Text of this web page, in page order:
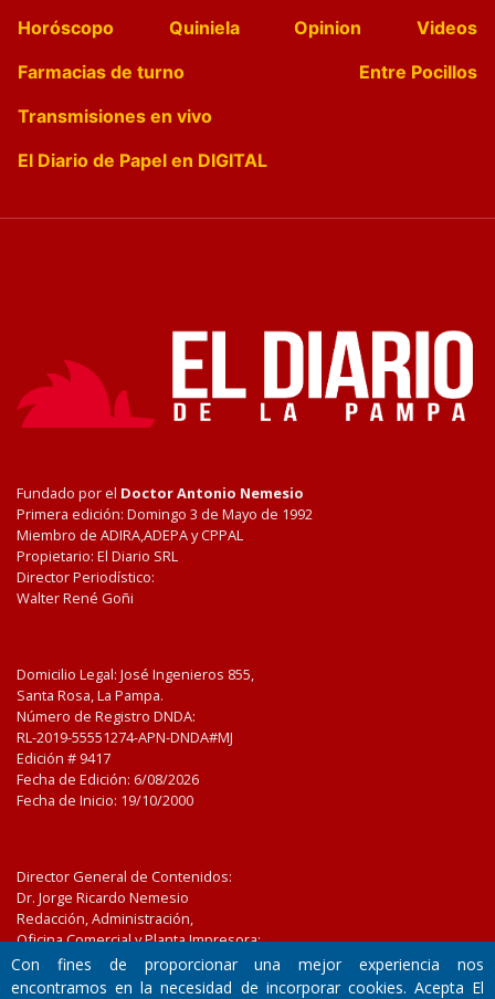
Horóscopo
Quiniela Opinion
Videos
Farmacias de turno
Entre Pocillos
Transmisiones en vivo
El Diario de Papel en DIGITAL
Fundado por el Doctor Antonio Nemesio
Primera edición: Domingo 3 de Mayo de 1992
Miembro de ADIRA,ADEPA y CPPAL
Propietario: El Diario SRL
Director Periodístico:
Walter René Goñi
Domicilio Legal: José Ingenieros 855,
Santa Rosa, La Pampa.
Número de Registro DNDA:
RL-2019-55551274-APN-DNDA#MJ
Edición # 9417
Fecha de Edición: 6/08/2026
Fecha de Inicio: 19/10/2000
Director General de Contenidos:
Dr. Jorge Ricardo Nemesio
Redacción, Administración,
Oficina Comercial y Planta Impresora:
José Ingenieros 855,
Santa Rosa, La Pampa, Argentina.
Con fines de proporcionar una mejor experiencia nos
encontramos en la necesidad de incorporar cookies. Acepta El